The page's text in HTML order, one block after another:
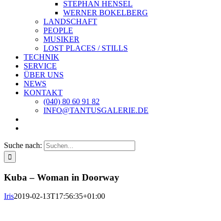
STEPHAN HENSEL
WERNER BOKELBERG
LANDSCHAFT
PEOPLE
MUSIKER
LOST PLACES / STILLS
TECHNIK
SERVICE
ÜBER UNS
NEWS
KONTAKT
(040) 80 60 91 82
INFO@TANTUSGALERIE.DE
Suche nach:
Kuba – Woman in Doorway
Iris2019-02-13T17:56:35+01:00